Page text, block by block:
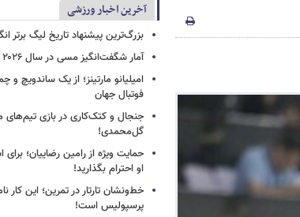
آخرین اخبار ورزشی
بزرگ‌ترین پیشنهاد تاریخ لیگ برتر
آمار شگفت‌انگیز مسی در سال ۲۰۲۶
امیلیانو مارتینز؛ از یک ساندویچ
فوتبال جهان
جنجال و کتک‌کاری در بازی تیم‌های
گل‌محمدی!
حمایت ویژه از رامین رضاییان؛
او احترام بگذارید!
خط‌ونشان تارتار در تمرین؛ این کار
پرسپولیس است!